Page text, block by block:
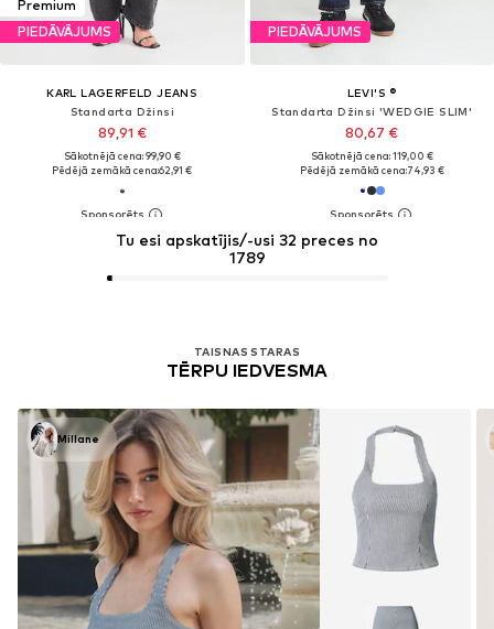
Premium
PIEDĀVĀJUMS
KARL LAGERFELD JEANS
Standarta Džinsi
89,91 €
Sākotnējā cena: 99,90 €
Pēdējā zemākā cena:62,91 €
PIEDĀVĀJUMS
LEVI'S ®
Standarta Džinsi 'WEDGIE SLIM'
80,67 €
Sākotnējā cena: 119,00 €
Pēdējā zemākā cena:74,93 €
Tu esi apskatījis/-usi 32 preces no
1789
TAISNAS STARAS
TĒRPU IEDVESMA
Millane